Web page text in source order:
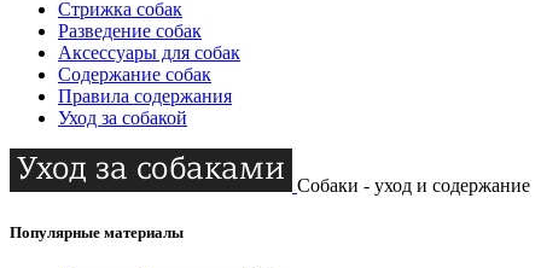
Стрижка собак
Разведение собак
Аксессуары для собак
Содержание собак
Правила содержания
Уход за собакой
Собаки - уход и содержание
Популярные материалы